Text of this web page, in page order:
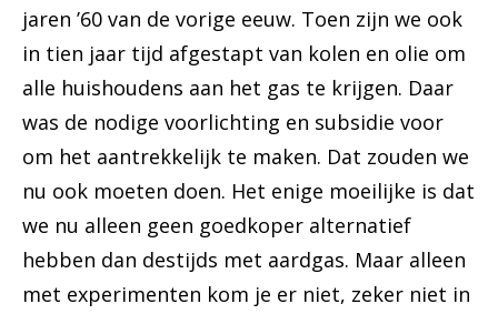
jaren ’60 van de vorige eeuw. Toen zijn we ook
in tien jaar tijd afgestapt van kolen en olie om
alle huishoudens aan het gas te krijgen. Daar
was de nodige voorlichting en subsidie voor
om het aantrekkelijk te maken. Dat zouden we
nu ook moeten doen. Het enige moeilijke is dat
we nu alleen geen goedkoper alternatief
hebben dan destijds met aardgas. Maar alleen
met experimenten kom je er niet, zeker niet in